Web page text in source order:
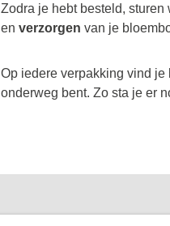
Zodra je hebt besteld,
en verzorgen van je
Op iedere verpakking vind
onderweg bent. Zo sta je er